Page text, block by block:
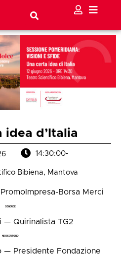
idea d’Italia
14:30:00-
Bibiena, Mantova
Borsa Merci
CONDUCE
— Quirinalista TG2
NE DISCUTONO
— Presidente Fondazione